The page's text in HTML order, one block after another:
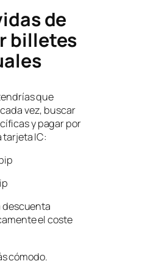
de
billetes
que
vez, buscar
y pagar por
tarjeta IC:
descuenta
el coste
cómodo.